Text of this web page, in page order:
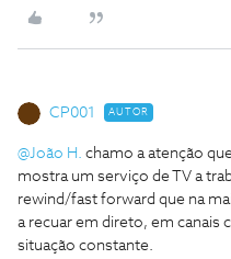
CP001 AUTOR
@João H. chamo a atenção
mostra um serviço de TV a
rewind/fast forward que na
a recuar em direto, em canais
situação constante.